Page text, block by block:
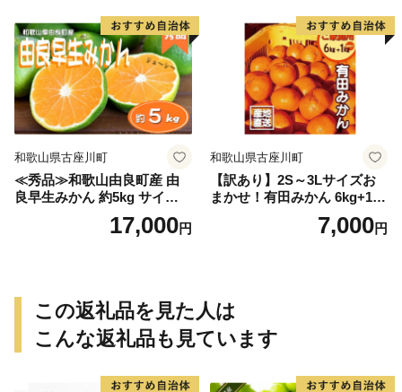
ん 和歌山 ご家庭用
和歌山県古座川町
≪秀品≫和歌山由良町産 由
良早生みかん 約5kg サイズお
まかせ【sml106C】17,000円
和歌山県古座川町
【訳あり】2S～3Lサイズお
まかせ！有田みかん 6kg+1kg
保証分 11月から12月下旬ま
でに順次発送致します。 / 訳
7,000円
この返礼品を見た人は
こんな返礼品も見ています